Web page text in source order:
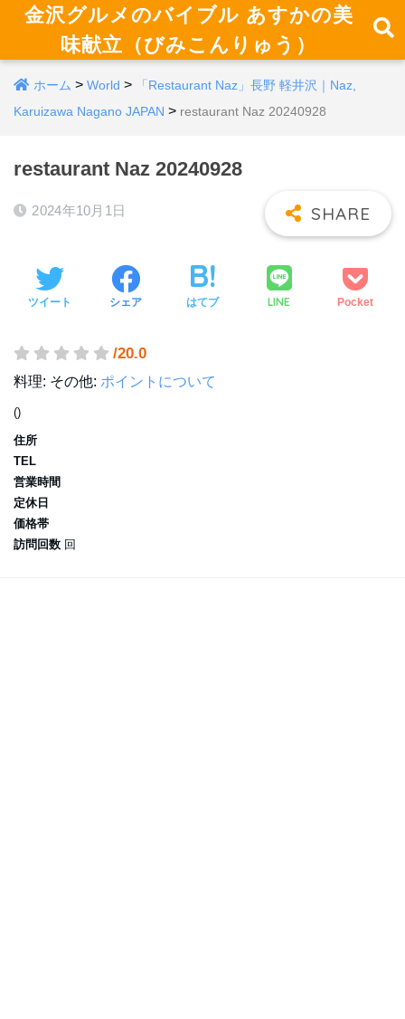
金沢グルメのバイブル あすかの美
味献立（びみこんりゅう）
ホーム > World >
「Restaurant Naz」長野 軽井沢｜Naz,
Karuizawa Nagano JAPAN > restaurant Naz 20240928
restaurant Naz 20240928
2024年10月1日
ツイート シェア はてブ LINE Pocket
/20.0
料理: その他: ポイントについて
()
住所
TEL
営業時間
定休日
価格帯
訪問回数 回